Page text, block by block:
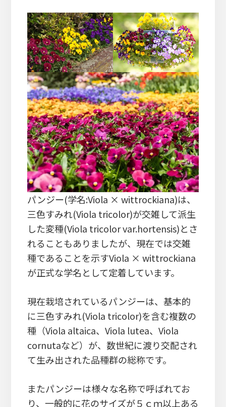
パンジー(学名:Viola × wittrockiana)は、
三色すみれ(Viola tricolor)が交雑して派生
した変種(Viola tricolor var.hortensis)とさ
れることもありましたが、現在では交雑
種であることを示すViola × wittrockiana
が正式な学名として定着しています。
現在栽培されているパンジーは、基本的
に三色すみれ(Viola tricolor)を含む複数の
種（Viola altaica、Viola lutea、Viola
cornutaなど）が、数世紀に渡り交配され
て生み出された品種群の総称です。
またパンジーは様々な名称で呼ばれてお
り、一般的に花のサイズが５ｃｍ以上ある